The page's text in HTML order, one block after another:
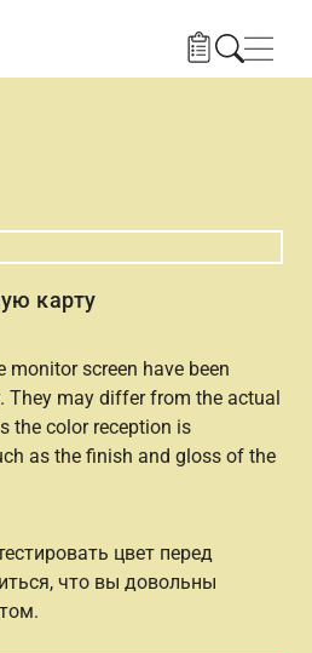
карту
monitor screen have been
They may differ from the actual
the color reception is
as the finish and gloss of the
цвет перед
что вы довольны